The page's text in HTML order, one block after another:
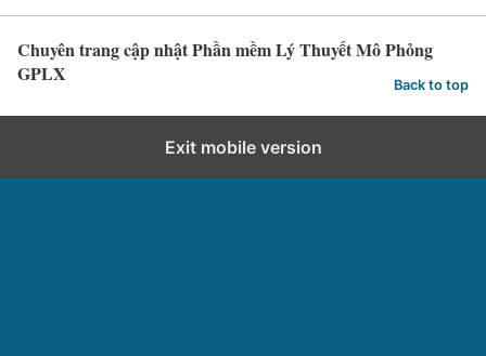
Chuyên trang cập nhật Phần mềm Lý Thuyết Mô Phỏng
GPLX
Back to top
Exit mobile version